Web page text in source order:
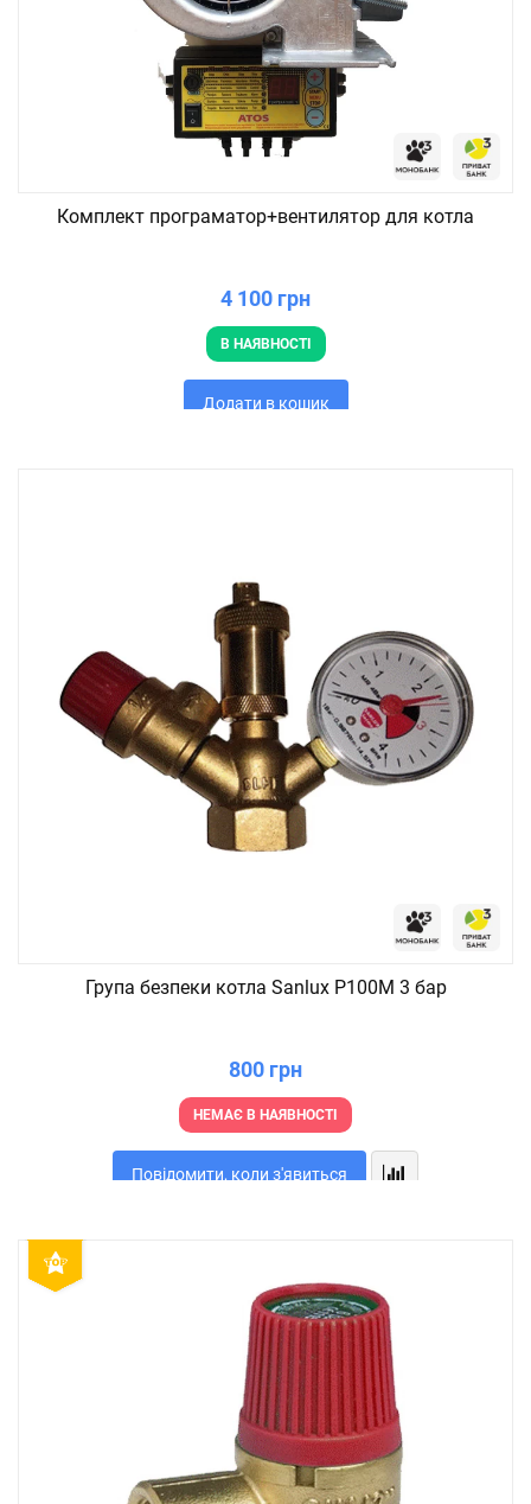
Комплект програматор+вентилятор для котла
4 100 грн
В НАЯВНОСТІ
Додати в кошик
Група безпеки котла Sanlux P100M 3 бар
800 грн
НЕМАЄ В НАЯВНОСТІ
Повідомити, коли з'явиться